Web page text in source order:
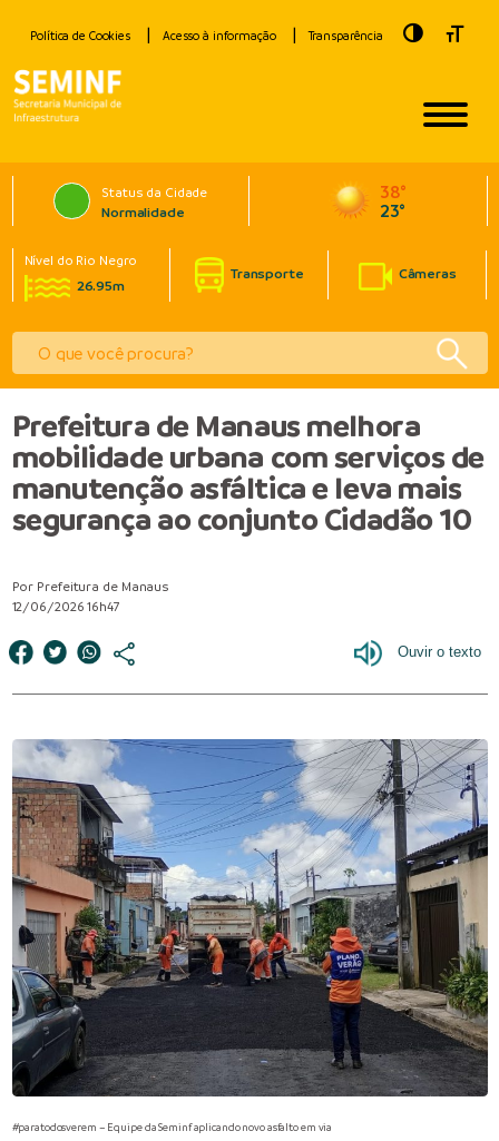
Política de Cookies Acesso à informação Transparência Toggle
Status da Cidade
Normalidade
38°
23°
Nível do Rio Negro
26.95m
Transporte Câmeras
Prefeitura de Manaus melhora
mobilidade urbana com serviços de
manutenção asfáltica e leva mais
segurança ao conjunto Cidadão 10
Por Prefeitura de Manaus
12/06/2026 16h47
#paratodosverem – Equipe da Seminf aplicando novo asfalto em via